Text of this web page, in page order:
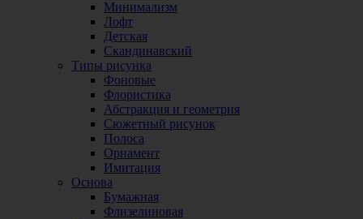
Минимализм
Лофт
Детская
Скандинавский
Типы рисунка
Фоновые
Флористика
Абстракция и геометрия
Сюжетный рисунок
Полоса
Орнамент
Имитация
Основа
Бумажная
Флизелиновая